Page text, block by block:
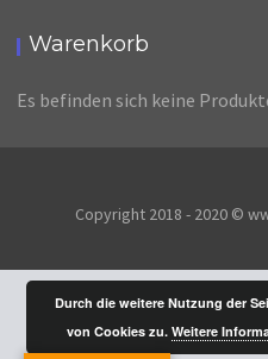
Warenkorb
Es befinden sich keine
Copyright 2018 - 2020 ©
Durch die weitere Nutzung der
von Cookies zu.Weitere